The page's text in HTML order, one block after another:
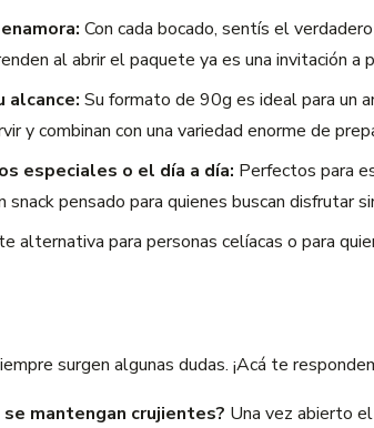
Con cada bocado, sentís el
al abrir el paquete ya es una invitación a
alcance: Su formato de 90g es ideal para un
y combinan con una variedad enorme de
especiales o el día a día: Perfectos para
pensado para quienes buscan disfrutar
alternativa para personas celíacas o para
surgen algunas dudas. ¡Acá te
mantengan crujientes? Una vez abierto